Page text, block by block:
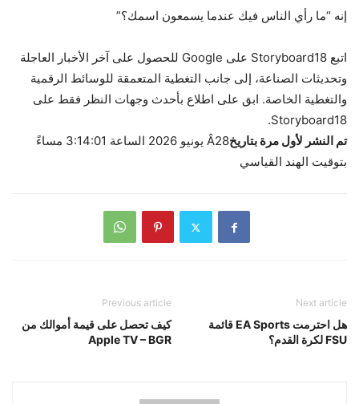
إنه “ما رأي الناس فيك عندما يسمعون اسمك؟”
اتبع Storyboard18 على Google للحصول على آخر الأخبار العاجلة
وتحديثات الصناعة، إلى جانب التغطية المتعمقة للوسائط الرقمية
والتغطية الخاصة. ابق على اطلاع بأحدث وجهات النظر فقط على
Storyboard18.
تم النشر لأول مرة بتاريخ
Â
28 يونيو 2026 الساعة 3:14:01 مساءً
بتوقيت الهند القياسي
Previous article
كيف تحصل على قيمة أموالك من
Apple TV – BGR
Next article
هل احترمت EA Sports قائمة
FSU لكرة القدم؟